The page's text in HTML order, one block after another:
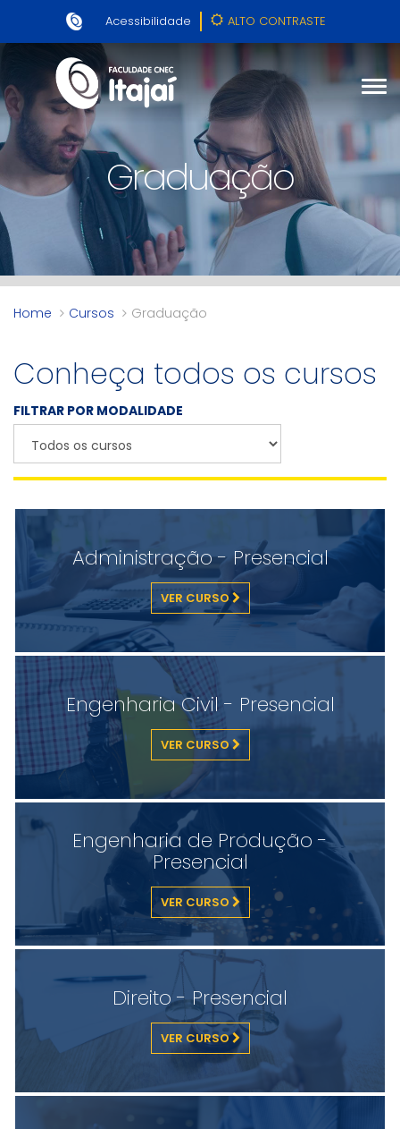
Acessibilidade ALTO CONTRASTE
Graduação
Home Cursos Graduação
Conheça todos os cursos
FILTRAR POR MODALIDADE
Administração - Presencial
VER CURSO
Engenharia Civil - Presencial
VER CURSO
Engenharia de Produção -
Presencial
VER CURSO
Direito - Presencial
VER CURSO